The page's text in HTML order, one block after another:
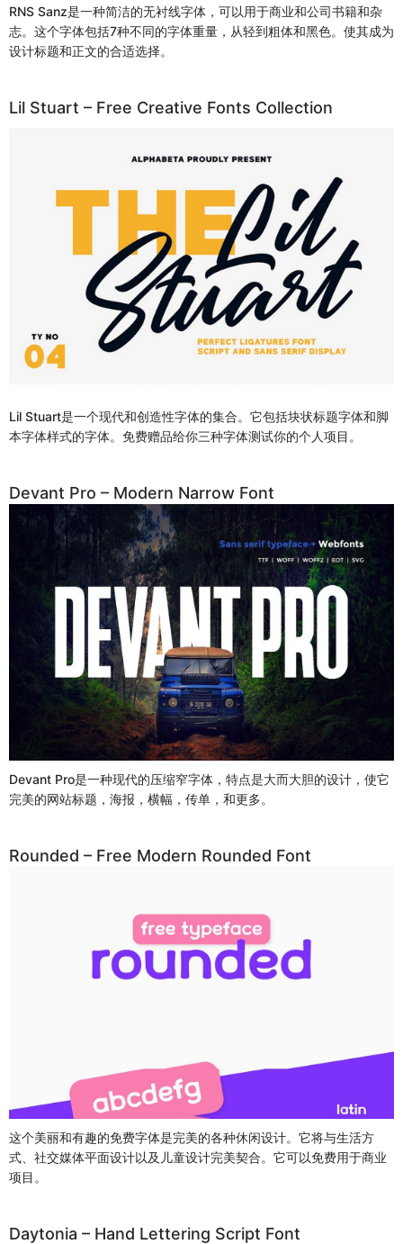
RNS Sanz是一种简洁的无衬线字体，可以用于商业和公司书籍和杂
志。这个字体包括7种不同的字体重量，从轻到粗体和黑色。使其成为
设计标题和正文的合适选择。
Lil Stuart – Free Creative Fonts Collection
Lil Stuart是一个现代和创造性字体的集合。它包括块状标题字体和脚
本字体样式的字体。免费赠品给你三种字体测试你的个人项目。
Devant Pro – Modern Narrow Font
Devant Pro是一种现代的压缩窄字体，特点是大而大胆的设计，使它
完美的网站标题，海报，横幅，传单，和更多。
Rounded – Free Modern Rounded Font
这个美丽和有趣的免费字体是完美的各种休闲设计。它将与生活方
式、社交媒体平面设计以及儿童设计完美契合。它可以免费用于商业
项目。
Daytonia – Hand Lettering Script Font